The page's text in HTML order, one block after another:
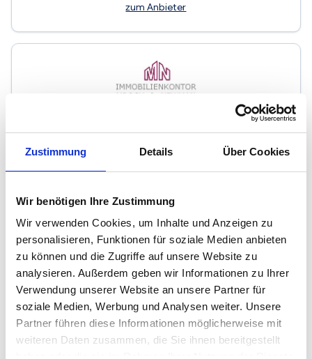
Zustimmung Details Über Cookies
Wir benötigen Ihre Zustimmung
Wir verwenden Cookies, um Inhalte und Anzeigen zu
personalisieren, Funktionen für soziale Medien anbieten
zu können und die Zugriffe auf unsere Website zu
analysieren. Außerdem geben wir Informationen zu Ihrer
Verwendung unserer Website an unsere Partner für
soziale Medien, Werbung und Analysen weiter. Unsere
Partner führen diese Informationen möglicherweise mit
weiteren Daten zusammen, die Sie ihnen bereitgestellt
zum Anbieter
Immobilienkontor Mroch & Newman GbR
Immobilienmakler
53125
Contract Immobilien GmbH